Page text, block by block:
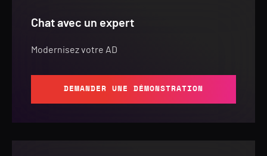
Chat avec un expert
Modernisez votre AD
DEMANDER UNE DÉMONSTRATION